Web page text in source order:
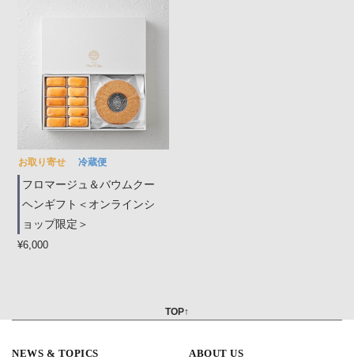
お取り寄せ 冷蔵便
フロマージュ＆バウムクー
ヘンギフト＜オンラインシ
ョップ限定＞
¥6,000
TOP↑
NEWS & TOPICS ABOUT US